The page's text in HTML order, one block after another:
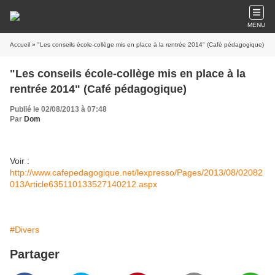
MENU
Accueil » "Les conseils école-collège mis en place à la rentrée 2014" (Café pédagogique)
"Les conseils école-collège mis en place à la
rentrée 2014" (Café pédagogique)
Publié le 02/08/2013 à 07:48
Par Dom
Voir :
http://www.cafepedagogique.net/lexpresso/Pages/2013/08/02082
013Article635110133527140212.aspx
#Divers
Partager